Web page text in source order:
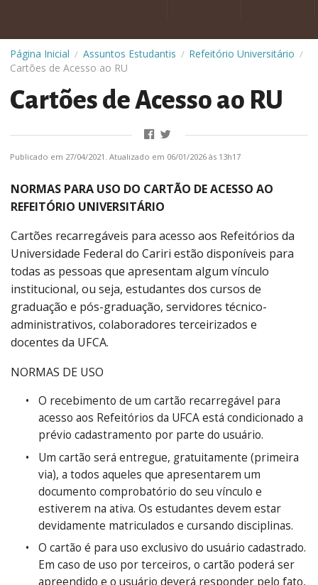
Página Inicial / Assuntos Estudantis / Refeitório Universitário /
Cartões de Acesso ao RU
Cartões de Acesso ao RU
Publicado em 27/04/2021. Atualizado em 06/01/2026 às 13h17
NORMAS PARA USO DO CARTÃO DE ACESSO AO
REFEITÓRIO UNIVERSITÁRIO
Cartões recarregáveis para acesso aos Refeitórios da
Universidade Federal do Cariri estão disponíveis para
todas as pessoas que apresentam algum vínculo
institucional, ou seja, estudantes dos cursos de
graduação e pós-graduação, servidores técnico-
administrativos, colaboradores terceirizados e
docentes da UFCA.
NORMAS DE USO
O recebimento de um cartão recarregável para
acesso aos Refeitórios da UFCA está condicionado a
prévio cadastramento por parte do usuário.
Um cartão será entregue, gratuitamente (primeira
via), a todos aqueles que apresentarem um
documento comprobatório do seu vínculo e
estiverem na ativa. Os estudantes devem estar
devidamente matriculados e cursando disciplinas.
O cartão é para uso exclusivo do usuário cadastrado.
Em caso de uso por terceiros, o cartão poderá ser